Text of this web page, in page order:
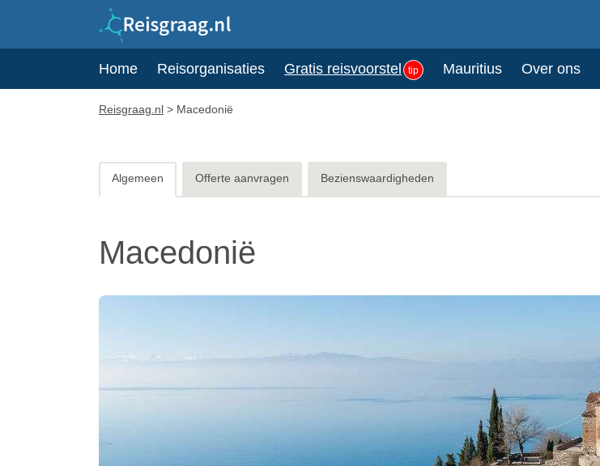
Home Reisorganisaties Gratis reisvoorstel tip Mauritius Over ons
Reisgraag.nl > Macedonië
Algemeen Offerte aanvragen Bezienswaardigheden
Macedonië